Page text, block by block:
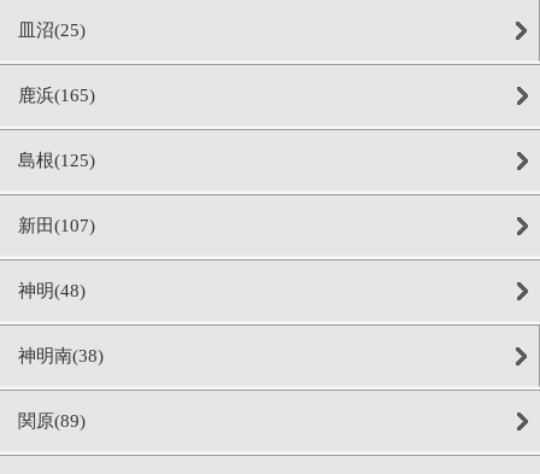
皿沼(25)
鹿浜(165)
島根(125)
新田(107)
神明(48)
神明南(38)
関原(89)